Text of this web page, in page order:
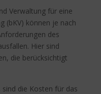
Verwaltung für eine
(bKV) können je nach
des
Hier sind
die berücksichtigt
sind die Kosten für das